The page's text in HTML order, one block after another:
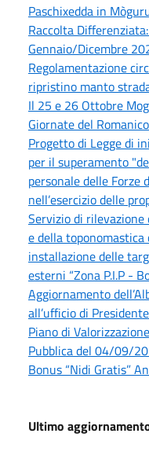
Paschixedda in
Raccolta
Gennaio/Dicembre
Regolamentazione
ripristino manto
Il 25 e 26 Ottobre
Giornate del
Progetto di Legge di
per il superamento
personale delle Forze
nell’esercizio delle
Servizio di
e della toponomastica
installazione delle
esterni “Zona P.I.P -
Aggiornamento
all’ufficio di
Piano di
Pubblica del 04/09/
Bonus “Nidi Gratis”
Ultimo